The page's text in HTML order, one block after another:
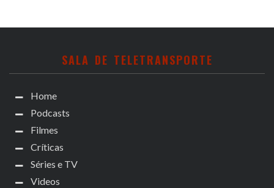
SALA DE TELETRANSPORTE
Home
Podcasts
Filmes
Críticas
Séries e TV
Videos